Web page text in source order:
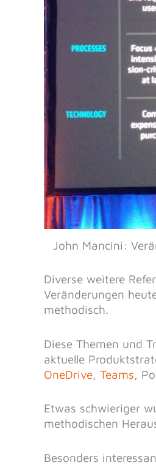
John Mancini:
Diverse weitere
Veränderungen
methodisch.
Diese Themen und
aktuelle
OneDrive, Teams,
Etwas schwieriger
methodischen
Besonders